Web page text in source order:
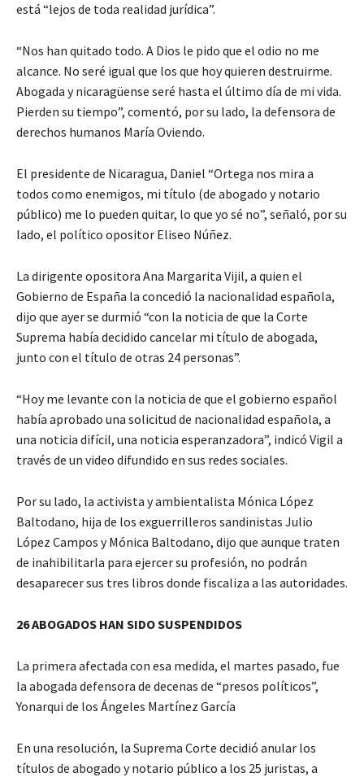
está “lejos de toda realidad jurídica”.
“Nos han quitado todo. A Dios le pido que el odio no me
alcance. No seré igual que los que hoy quieren destruirme.
Abogada y nicaragüense seré hasta el último día de mi vida.
Pierden su tiempo”, comentó, por su lado, la defensora de
derechos humanos María Oviendo.
El presidente de Nicaragua, Daniel “Ortega nos mira a
todos como enemigos, mi título (de abogado y notario
público) me lo pueden quitar, lo que yo sé no”, señaló, por su
lado, el político opositor Eliseo Núñez.
La dirigente opositora Ana Margarita Vijil, a quien el
Gobierno de España la concedió la nacionalidad española,
dijo que ayer se durmió “con la noticia de que la Corte
Suprema había decidido cancelar mi título de abogada,
junto con el título de otras 24 personas”.
“Hoy me levante con la noticia de que el gobierno español
había aprobado una solicitud de nacionalidad española, a
una noticia difícil, una noticia esperanzadora”, indicó Vigil a
través de un video difundido en sus redes sociales.
Por su lado, la activista y ambientalista Mónica López
Baltodano, hija de los exguerrilleros sandinistas Julio
López Campos y Mónica Baltodano, dijo que aunque traten
de inahibilitarla para ejercer su profesión, no podrán
desaparecer sus tres libros donde fiscaliza a las autoridades.
26 ABOGADOS HAN SIDO SUSPENDIDOS
La primera afectada con esa medida, el martes pasado, fue
la abogada defensora de decenas de “presos políticos”,
Yonarqui de los Ángeles Martínez García
En una resolución, la Suprema Corte decidió anular los
títulos de abogado y notario público a los 25 juristas, a